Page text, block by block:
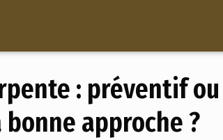
: préventif ou
approche ?